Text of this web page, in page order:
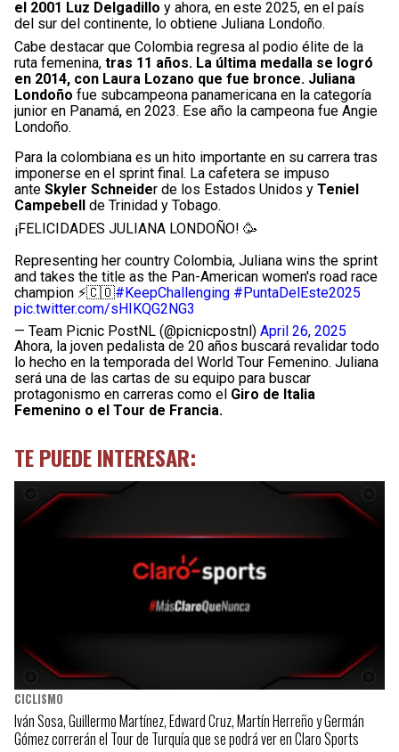
el 2001 Luz Delgadillo y ahora, en este 2025, en el país
del sur del continente, lo obtiene Juliana Londoño.
Cabe destacar que Colombia regresa al podio élite de la
ruta femenina, tras 11 años. La última medalla se logró
en 2014, con Laura Lozano que fue bronce. Juliana
Londoño fue subcampeona panamericana en la categoría
junior en Panamá, en 2023. Ese año la campeona fue Angie
Londoño.
Para la colombiana es un hito importante en su carrera tras
imponerse en el sprint final. La cafetera se impuso
ante Skyler Schneider de los Estados Unidos y Teniel
Campebell de Trinidad y Tobago.
¡FELICIDADES JULIANA LONDOÑO! 🥳
Representing her country Colombia, Juliana wins the sprint
and takes the title as the Pan-American women's road race
champion ⚡️🇨🇴#KeepChallenging #PuntaDelEste2025
pic.twitter.com/sHIKQG2NG3
— Team Picnic PostNL (@picnicpostnl) April 26, 2025
Ahora, la joven pedalista de 20 años buscará revalidar todo
lo hecho en la temporada del World Tour Femenino. Juliana
será una de las cartas de su equipo para buscar
protagonismo en carreras como el Giro de Italia
Femenino o el Tour de Francia.
TE PUEDE INTERESAR:
CICLISMO
Iván Sosa, Guillermo Martínez, Edward Cruz, Martín Herreño y Germán
Gómez correrán el Tour de Turquía que se podrá ver en Claro Sports